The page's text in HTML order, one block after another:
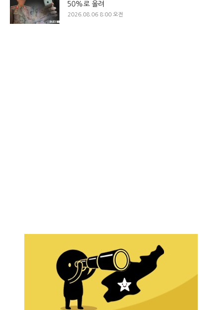
50%로 올려
2026.08.06 8:00 오전